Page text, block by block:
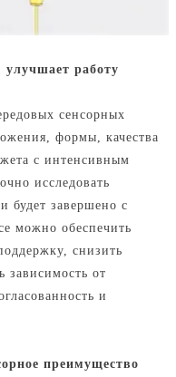
улучшает работу
сенсорных
формы, качества
с интенсивным
исследовать
будет завершено с
можно обеспечить
снизить
зависимость от
и
преимущество